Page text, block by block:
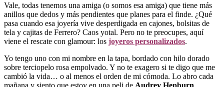
Vale, todas tenemos una amiga (o somos esa amiga) que tiene más
anillos que dedos y más pendientes que planes para el finde. ¿Qué
pasa cuando esa joyería vive desperdigada en cajones, bolsitas de
tela y cajitas de Ferrero? Caos yotal. Pero no te preocupes, aquí
viene el rescate con glamour: los joyeros personalizados.
Yo tengo uno con mi nombre en la tapa, bordado con hilo dorado
sobre terciopelo rosa empolvado. Y no te exagero si te digo que me
cambió la vida… o al menos el orden de mi cómoda. Lo abro cada
mañana y siento que estoy en una peli de Audrey Hepburn.